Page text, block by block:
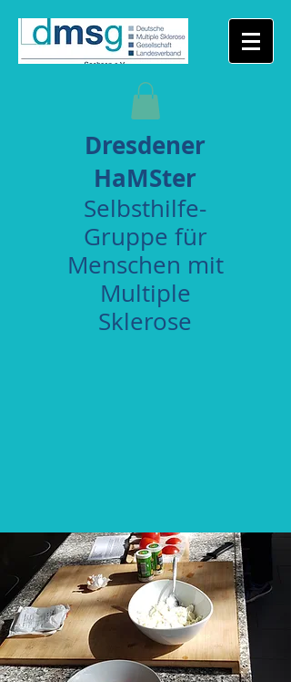
Dresdener
HaMSter
Selbsthilfe-
Gruppe für
Menschen mit
Multiple
Sklerose